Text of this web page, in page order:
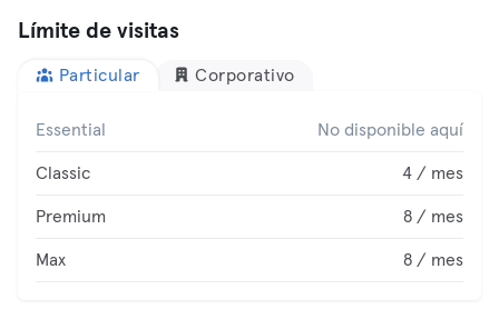
Límite de visitas
Particular Corporativo
Essential No disponible aquí
Classic 4 / mes
Premium 8 / mes
Max 8 / mes